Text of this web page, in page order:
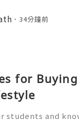
account is far
of p34分鐘前
for
students and